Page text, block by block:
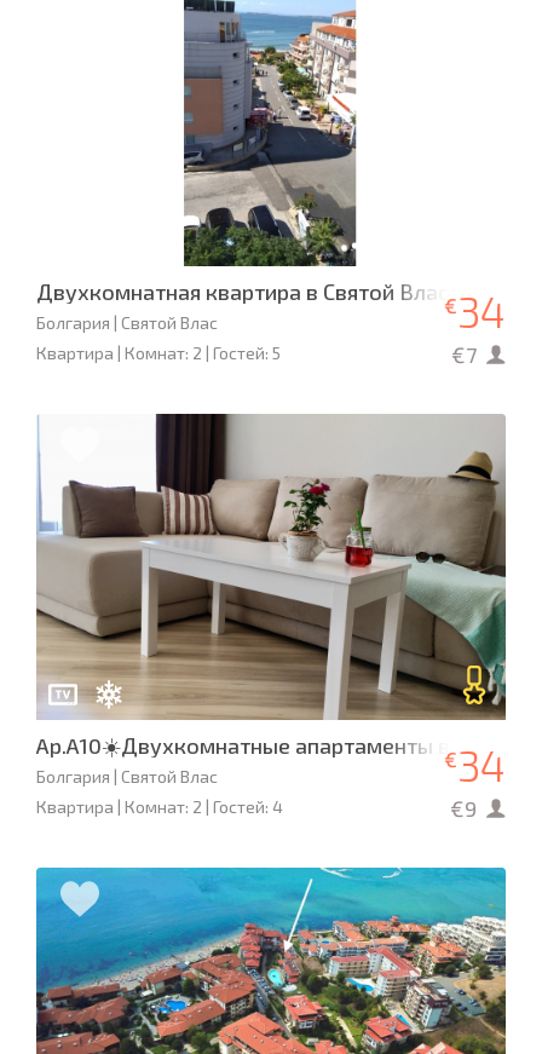
Двухкомнатная квартира в Святой Влас,
Болгария | Святой Влас
Квартира | Комнат: 2 | Гостей: 5
€34
€7
Ap.A10☀️Двухкомнатные апартаменты в
Болгария | Святой Влас
Квартира | Комнат: 2 | Гостей: 4
€34
€9